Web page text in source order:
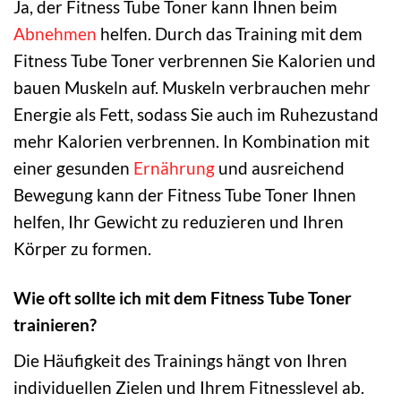
Ja, der Fitness Tube Toner kann Ihnen beim
Abnehmen helfen. Durch das Training mit dem
Fitness Tube Toner verbrennen Sie Kalorien und
bauen Muskeln auf. Muskeln verbrauchen mehr
Energie als Fett, sodass Sie auch im Ruhezustand
mehr Kalorien verbrennen. In Kombination mit
einer gesunden Ernährung und ausreichend
Bewegung kann der Fitness Tube Toner Ihnen
helfen, Ihr Gewicht zu reduzieren und Ihren
Körper zu formen.
Wie oft sollte ich mit dem Fitness Tube Toner
trainieren?
Die Häufigkeit des Trainings hängt von Ihren
individuellen Zielen und Ihrem Fitnesslevel ab.